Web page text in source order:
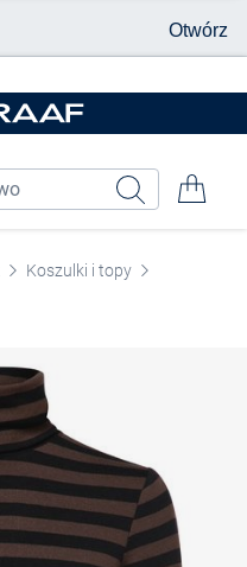
Koszulki i topy
Otwórz